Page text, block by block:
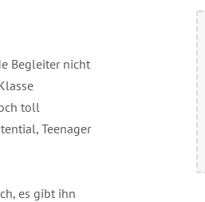
Begleiter nicht
toll
Teenager
es gibt ihn